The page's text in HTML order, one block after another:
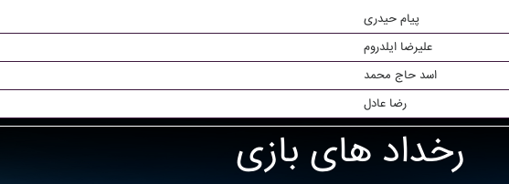
پیام حیدری
علیرضا ایلدروم
اسد حاج محمد
رضا عادل
رخداد های بازی